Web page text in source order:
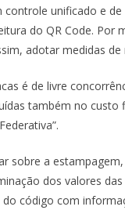
unificado e
do QR Code. Por
adotar medidas de
é de livre
também no custo
sobre a
dos valores
código com